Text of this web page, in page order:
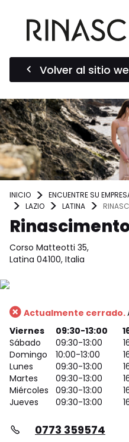
Volver al sitio
INICIO ENCUENTRE SU
LAZIO
LATINA
Corso Matteotti 35,
Latina 04100, Italia
Actualmente cerrado.
Viernes
09:30-13:00
Sábado
09:30-13:00
Domingo
10:00-13:00
Lunes
09:30-13:00
Martes
09:30-13:00
Miércoles
09:30-13:00
Jueves
09:30-13:00
0773 359574